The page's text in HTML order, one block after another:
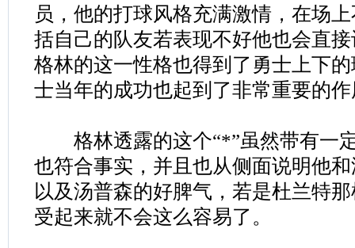
员，他的打球风格充满激情，在场
括自己的队友若表现不好他也会直
格林的这一性格也得到了勇士上下
士当年的成功也起到了非常重要的
格林透露的这个“*”虽然带有一
也符合事实，并且也从侧面说明他
以及汤普森的好脾气，若是杜兰特
受起来就不会这么容易了。